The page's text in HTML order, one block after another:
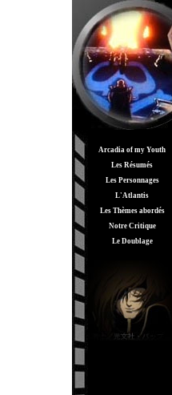
Arcadia of my Youth
Les Résumés
Les Personnages
L'Atlantis
Les Thèmes abordés
Notre Critique
Le Doublage